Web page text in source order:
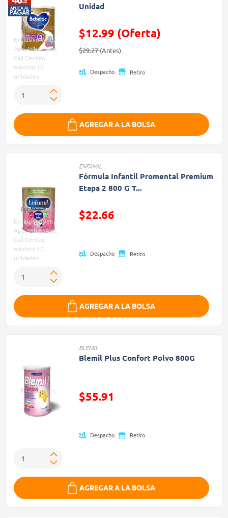
Exclusivo Web,
App, WhatsApp,
Call Center,
máximo 10
unidades
Unidad
$12.99 (Oferta)
Precio reducido de
$29.27(Antes)(Oferta)
Despacho Retiro
AGREGAR A LA BOLSA
Exclusivo Web,
App, WhatsApp,
Call Center,
máximo 10
unidades
ENFAMIL
Fórmula Infantil Promental Premium
Etapa 2 800 G T...
$22.66
Despacho Retiro
AGREGAR A LA BOLSA
BLEMIL
Blemil Plus Confort Polvo 800G
$55.91
Despacho Retiro
AGREGAR A LA BOLSA